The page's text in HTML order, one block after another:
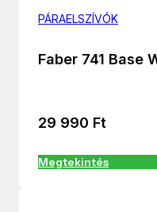
PÁRAELSZÍVÓK
Faber 741 Base
29 990 Ft
Megtekintés